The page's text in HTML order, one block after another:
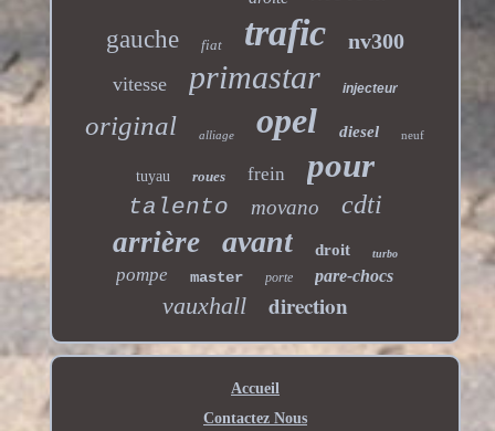
gauche fiat trafic nv300
vitesse primastar injecteur
original alliage opel diesel neuf
tuyau roues frein pour
talento movano cdti
arrière avant droit turbo
pompe master porte pare-chocs
vauxhall direction
Accueil
Contactez Nous